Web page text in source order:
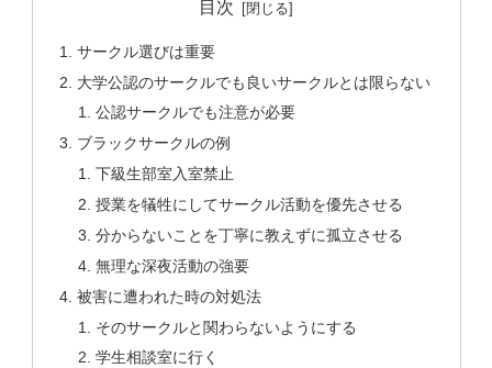
目次
サークル選びは重要
大学公認のサークルでも良いサークルとは限らない
公認サークルでも注意が必要
ブラックサークルの例
下級生部室入室禁止
授業を犠牲にしてサークル活動を優先させる
分からないことを丁寧に教えずに孤立させる
無理な深夜活動の強要
被害に遭われた時の対処法
そのサークルと関わらないようにする
学生相談室に行く